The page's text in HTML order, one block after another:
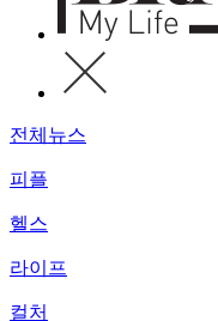
전체뉴스
피플
헬스
라이프
컬처